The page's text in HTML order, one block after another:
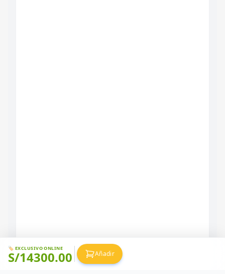
🏷️ EXCLUSIVO ONLINE
S/14300.00 Añadir